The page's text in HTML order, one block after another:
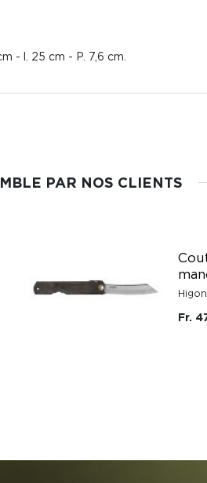
- l. 25 cm - P. 7,6 cm.
PAR NOS CLIENTS
Fr.